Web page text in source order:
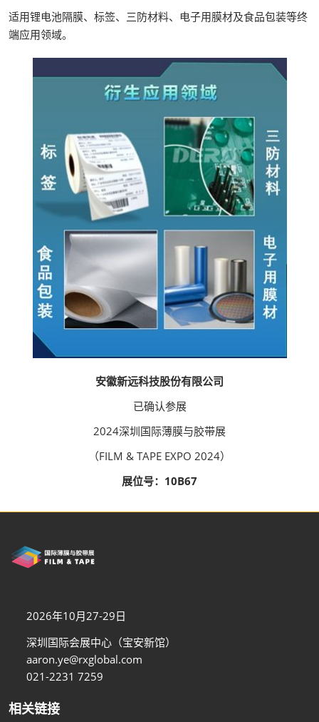
适用锂电池隔膜、标签、三防材料、电子用膜材及食品包装等终
端应用领域。
安徽新远科技股份有限公司
已确认参展
2024深圳国际薄膜与胶带展
（FILM & TAPE EXPO 2024）
展位号：10B67
2026年10月27-29日
深圳国际会展中心（宝安新馆）
aaron.ye@rxglobal.com
021-2231 7259
相关链接